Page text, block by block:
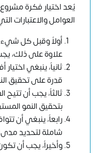
يُعد اختيار فكرة
العوامل والاعتبارات
أولاً وقبل كل
علاوة على ذلك،
ثانياً، ينبغي
قدرة على تحقيق
ثالثاً، يجب أن
بتحقيق النمو
رابعاً، ينبغي أن
شاملة لتحديد
وأخيراً، يجب أن